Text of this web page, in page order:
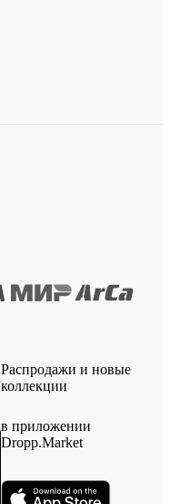
Распродажи и новые
коллекции
в приложении
Dropp.Market